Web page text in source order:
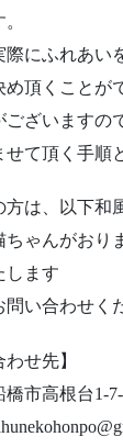
際にふれあい
頂くことが
ございますの
て頂く手順
方は、以下和
ちゃんがおり
します
問い合わせ
わせ先】
橋市高根台1-